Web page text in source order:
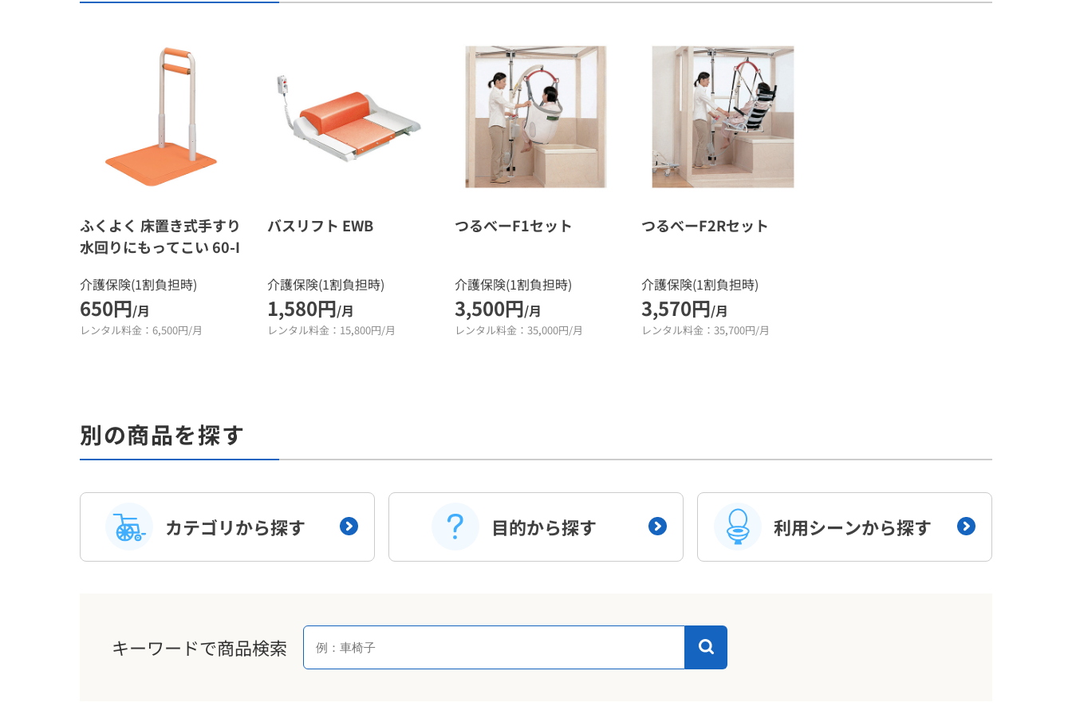
ふくよく 床置き式手すり
水回りにもってこい 60-I
介護保険(1割負担時)
650円/月
レンタル料金：6,500円/月
バスリフト EWB
介護保険(1割負担時)
1,580円/月
レンタル料金：15,800円/月
つるべーF1セット
介護保険(1割負担時)
3,500円/月
レンタル料金：35,000円/月
つるべーF2Rセット
介護保険(1割負担時)
3,570円/月
レンタル料金：35,700円/月
別の商品を探す
カテゴリから探す 目的から探す 利用シーンから探す
キーワードで商品検索